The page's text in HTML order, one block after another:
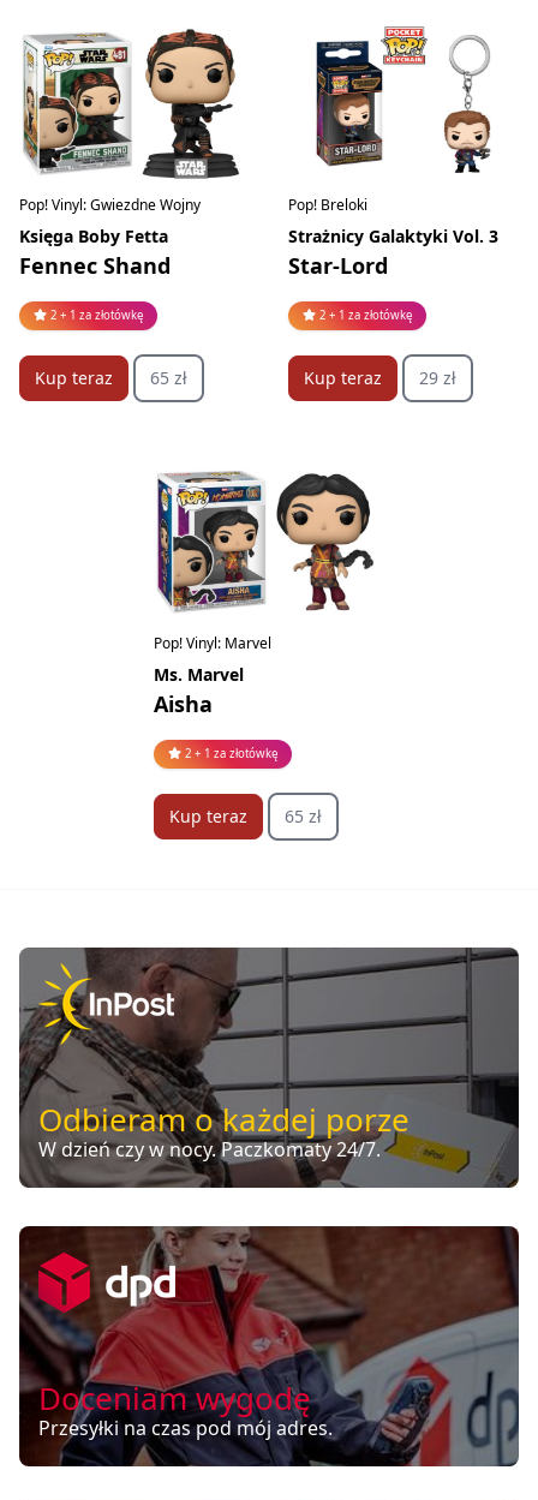
Pop! Vinyl: Gwiezdne Wojny
Księga Boby Fetta
Fennec Shand
2 + 1 za złotówkę
Kup teraz 65 zł
Pop! Breloki
Strażnicy Galaktyki Vol. 3
Star-Lord
2 + 1 za złotówkę
Kup teraz 29 zł
Pop! Vinyl: Marvel
Ms. Marvel
Aisha
2 + 1 za złotówkę
Kup teraz 65 zł
Odbieram o każdej porze
W dzień czy w nocy. Paczkomaty 24/7.
Doceniam wygodę
Przesyłki na czas pod mój adres.